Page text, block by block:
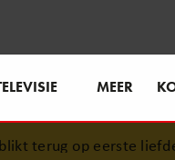
MEER
terug op eerste